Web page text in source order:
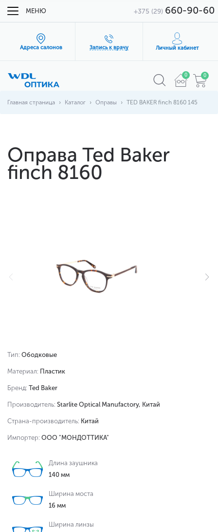
МЕНЮ +375 (29) 660-90-60
Адреса салонов Запись к врачу Личный кабинет
0 0
Главная страница Каталог Оправы TED BAKER finch 8160 145
Оправа Ted Baker
finch 8160
Тип: Ободковые
Материал: Пластик
Бренд: Ted Baker
Производитель: Starlite Optical Manufactory, Китай
Страна-производитель: Китай
Импортер: ООО "МОНДОТТИКА"
Длина заушника
140 мм
Ширина моста
16 мм
Ширина линзы